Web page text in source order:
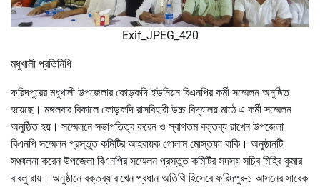
Exif_JPEG_420
মধুখালী প্রতিনিধি
ফরিদপুরের মধুখালী উপজেলার কোড়কদি ইউনিয়ন বিএনপির কর্মী সম্মেলন অনুষ্ঠিত
হয়েছে। মঙ্গলবার বিকালে কোড়কদি রাসবিহারী উচ্চ বিদ্যালয় মাঠে এ কর্মী সম্মেলন
অনুষ্ঠিত হয়। সম্মেলনে সভাপতিত্ব করেন ও স্বাগতম বক্তব্য রাখেন উপজেলা
বিএনপি সম্মেলন প্রস্তুত কমিটির আহবায়ক গোলাম মোস্তফা বাকি। অনুষ্ঠানটি
সঞ্চালনা করেন উপজেলা বিএনপির সম্মেলন প্রস্তুত কমিটির সদস্য সচিব মিহির কুমার
বাবলু রায়। অনুষ্ঠানে বক্তব্য রাখেন প্রধান অতিথি হিসেবে ফরিদপুর-১ আসনের সাবেক